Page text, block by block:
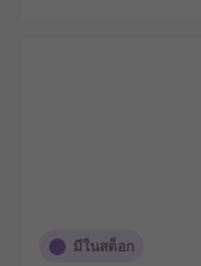
มีในสต็อก